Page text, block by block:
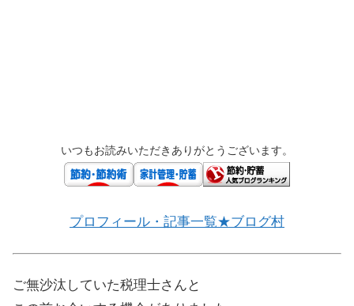
いつもお読みいただきありがとうございます。
プロフィール・記事一覧★ブログ村
ご無沙汰していた税理士さんと